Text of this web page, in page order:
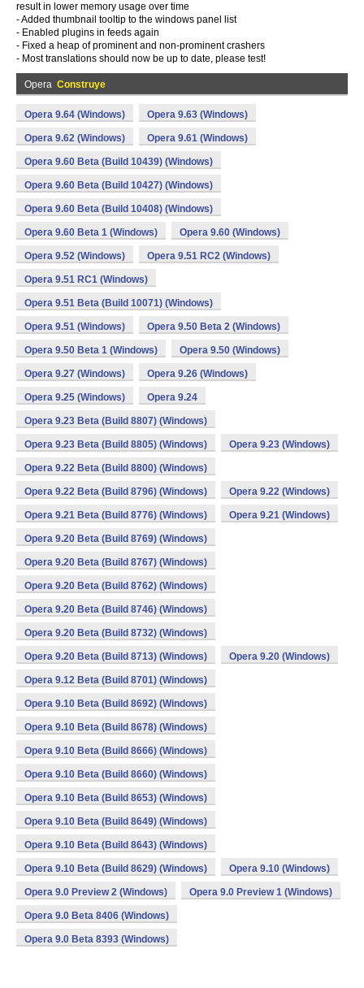
result in lower memory usage over time
- Added thumbnail tooltip to the windows panel list
- Enabled plugins in feeds again
- Fixed a heap of prominent and non-prominent crashers
- Most translations should now be up to date, please test!
Opera Construye
Opera 9.64 (Windows) Opera 9.63 (Windows)
Opera 9.62 (Windows) Opera 9.61 (Windows)
Opera 9.60 Beta (Build 10439) (Windows)
Opera 9.60 Beta (Build 10427) (Windows)
Opera 9.60 Beta (Build 10408) (Windows)
Opera 9.60 Beta 1 (Windows) Opera 9.60 (Windows)
Opera 9.52 (Windows) Opera 9.51 RC2 (Windows)
Opera 9.51 RC1 (Windows)
Opera 9.51 Beta (Build 10071) (Windows)
Opera 9.51 (Windows) Opera 9.50 Beta 2 (Windows)
Opera 9.50 Beta 1 (Windows) Opera 9.50 (Windows)
Opera 9.27 (Windows) Opera 9.26 (Windows)
Opera 9.25 (Windows) Opera 9.24
Opera 9.23 Beta (Build 8807) (Windows)
Opera 9.23 Beta (Build 8805) (Windows) Opera 9.23 (Windows)
Opera 9.22 Beta (Build 8800) (Windows)
Opera 9.22 Beta (Build 8796) (Windows) Opera 9.22 (Windows)
Opera 9.21 Beta (Build 8776) (Windows) Opera 9.21 (Windows)
Opera 9.20 Beta (Build 8769) (Windows)
Opera 9.20 Beta (Build 8767) (Windows)
Opera 9.20 Beta (Build 8762) (Windows)
Opera 9.20 Beta (Build 8746) (Windows)
Opera 9.20 Beta (Build 8732) (Windows)
Opera 9.20 Beta (Build 8713) (Windows) Opera 9.20 (Windows)
Opera 9.12 Beta (Build 8701) (Windows)
Opera 9.10 Beta (Build 8692) (Windows)
Opera 9.10 Beta (Build 8678) (Windows)
Opera 9.10 Beta (Build 8666) (Windows)
Opera 9.10 Beta (Build 8660) (Windows)
Opera 9.10 Beta (Build 8653) (Windows)
Opera 9.10 Beta (Build 8649) (Windows)
Opera 9.10 Beta (Build 8643) (Windows)
Opera 9.10 Beta (Build 8629) (Windows) Opera 9.10 (Windows)
Opera 9.0 Preview 2 (Windows) Opera 9.0 Preview 1 (Windows)
Opera 9.0 Beta 8406 (Windows)
Opera 9.0 Beta 8393 (Windows)